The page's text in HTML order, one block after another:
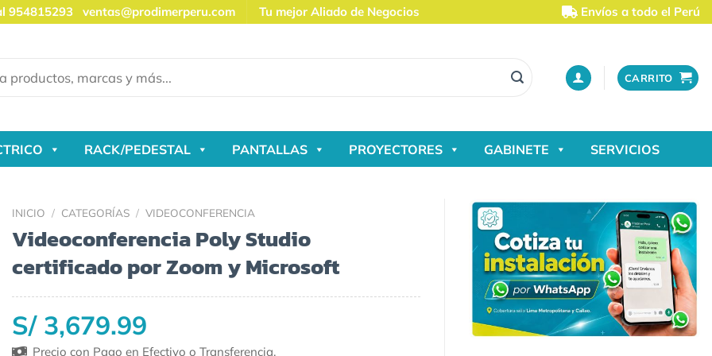
954815293ventas@prodimerperu.com Tu mejor Aliado de Negocios Envíos a todo el Perú
CARRITO
RACK/PEDESTAL PANTALLAS PROYECTORES GABINETE SERVICIOS
INICIO / CATEGORÍAS / VIDEOCONFERENCIA
Videoconferencia Poly Studio
certificado por Zoom y Microsoft
S/ 3,679.99
Precio con Pago en Efectivo o Transferencia.